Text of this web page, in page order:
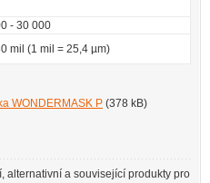
- 30 000
mil (1 mil = 25,4 µm)
WONDERMASK P (378 kB)
alternativní a související produkty pro